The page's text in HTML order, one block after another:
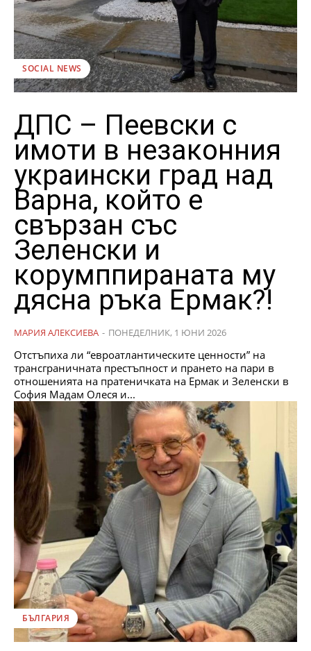
SOCIAL NEWS
ДПС – Пеевски с
имоти в незаконния
украински град над
Варна, който е
свързан със
Зеленски и
корумппираната му
дясна ръка Ермак?!
МАРИЯ АЛЕКСИЕВА - ПОНЕДЕЛНИК, 1 ЮНИ 2026
Отстъпиха ли “евроатлантическите ценности” на
трансграничната престъпност и прането на пари в
отношенията на пратеничката на Ермак и Зеленски в
София Мадам Олеся и...
БЪЛГАРИЯ